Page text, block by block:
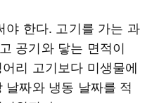
야 한다. 고기를 가는 과
공기와 닿는 면적이
리 고기보다 미생물에
날짜와 냉동 날짜를 적